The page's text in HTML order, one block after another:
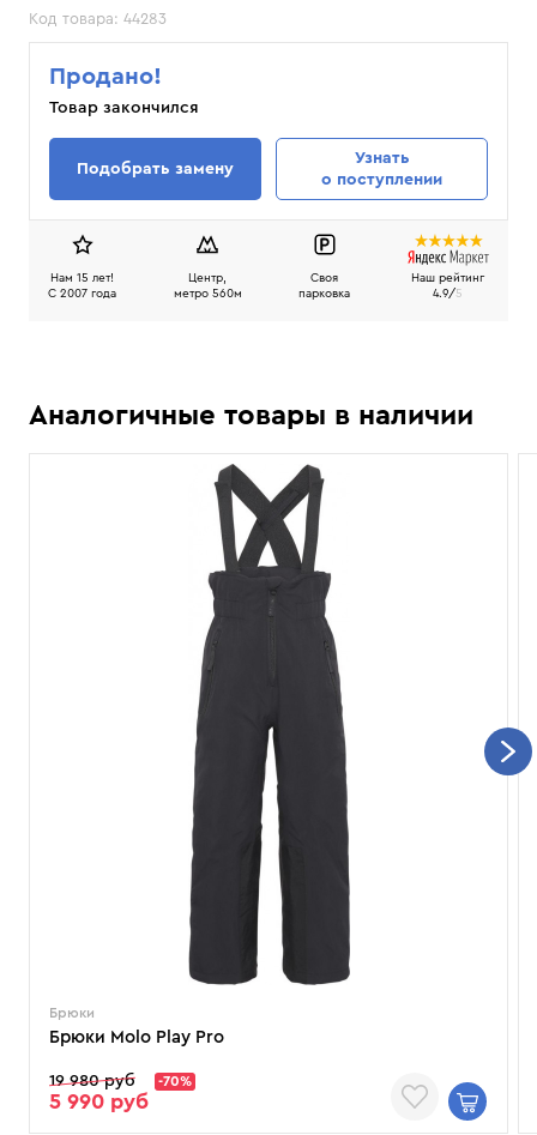
Код товара: 44283
Продано!
Товар закончился
Подобрать замену
Узнать
о поступлении
Нам 15 лет!
C 2007 года
Центр,
метро 560м
Своя
парковка
Наш рейтинг
4.9/5
Аналогичные товары в наличии
Брюки
Брюки Molo Play Pro
19 980 руб -70%
5 990 руб